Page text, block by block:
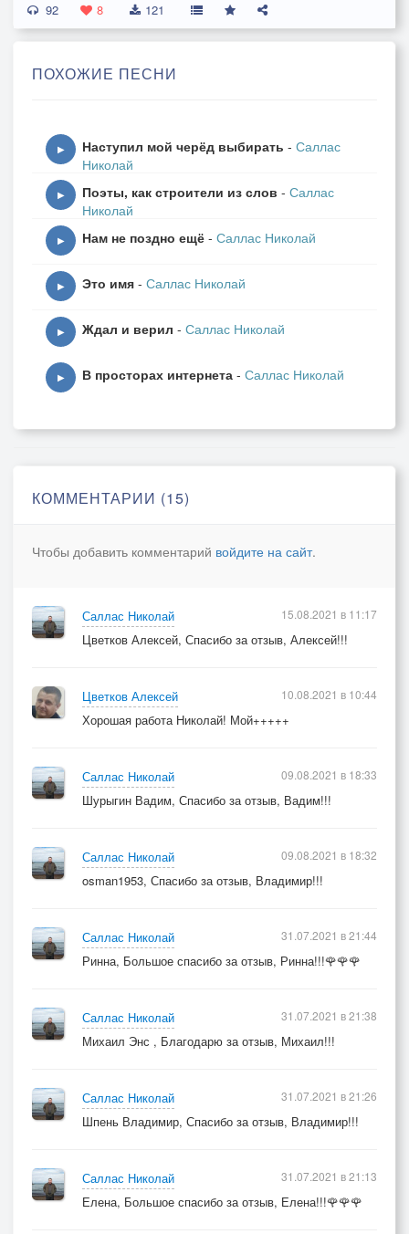
Лишь к тебе приковал вниманье.
Как до этого жил не знаю.
А от чувств в небесах летаю.
Щедрость, Божья награда.
Жизнь открыла портьеру -
Мы танцуем ламбаду.
Расцветает мой город.
Ветер листья колышет.
Прошлый век ещё дышит.
Не умел вспоминать виденья,
Приводившие в восхищенье
Самых лучших моих мгновений.
92 8 121
ПОХОЖИЕ ПЕСНИ
▶ Наступил мой черёд выбирать - Саллас
Николай
▶ Поэты, как строители из слов - Саллас
Николай
▶ Нам не поздно ещё - Саллас Николай
▶ Это имя - Саллас Николай
▶ Ждал и верил - Саллас Николай
▶ В просторах интернета - Саллас Николай
КОММЕНТАРИИ (15)
Чтобы добавить комментарий войдите на сайт.
Саллас Николай
Цветков Алексей, Спасибо за отзыв, Алексей!!!
15.08.2021 в 11:17
Цветков Алексей
Хорошая работа Николай! Мой+++++
10.08.2021 в 10:44
Саллас Николай
Шурыгин Вадим, Спасибо за отзыв, Вадим!!!
09.08.2021 в 18:33
Саллас Николай
osman1953, Спасибо за отзыв, Владимир!!!
09.08.2021 в 18:32
Саллас Николай
Ринна, Большое спасибо за отзыв, Ринна!!!🌹🌹🌹
31.07.2021 в 21:44
Саллас Николай
Михаил Энс , Благодарю за отзыв, Михаил!!!
31.07.2021 в 21:38
Саллас Николай
Шпень Владимир, Спасибо за отзыв, Владимир!!!
31.07.2021 в 21:26
Саллас Николай
Елена, Большое спасибо за отзыв, Елена!!!🌹🌹🌹
31.07.2021 в 21:13